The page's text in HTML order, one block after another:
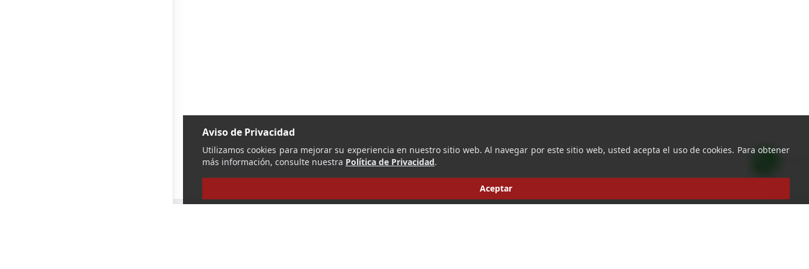
Aviso de Privacidad
Utilizamos cookies para mejorar su experiencia en nuestro sitio web. Al navegar por este sitio web, usted acepta el uso de cookies. Para obtener
más información, consulte nuestra Política de Privacidad.
Aceptar